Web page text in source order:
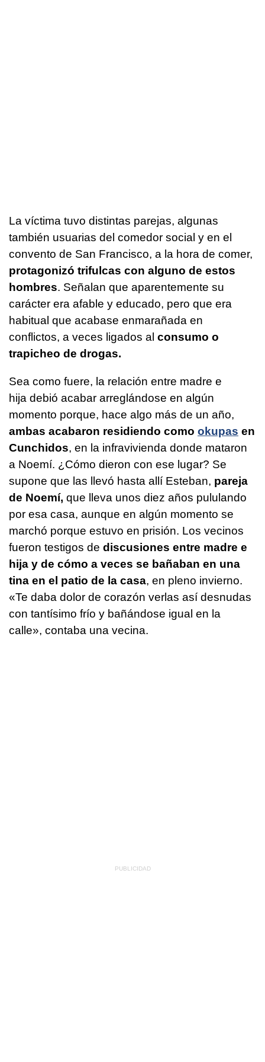
La víctima tuvo distintas parejas, algunas
también usuarias del comedor social y en el
convento de San Francisco, a la hora de comer,
protagonizó trifulcas con alguno de estos
hombres. Señalan que aparentemente su
carácter era afable y educado, pero que era
habitual que acabase enmarañada en
conflictos, a veces ligados al consumo o
trapicheo de drogas.
Sea como fuere, la relación entre madre e
hija debió acabar arreglándose en algún
momento porque, hace algo más de un año,
ambas acabaron residiendo como okupas en
Cunchidos, en la infravivienda donde mataron
a Noemí. ¿Cómo dieron con ese lugar? Se
supone que las llevó hasta allí Esteban, pareja
de Noemí, que lleva unos diez años pululando
por esa casa, aunque en algún momento se
marchó porque estuvo en prisión. Los vecinos
fueron testigos de discusiones entre madre e
hija y de cómo a veces se bañaban en una
tina en el patio de la casa, en pleno invierno.
«Te daba dolor de corazón verlas así desnudas
con tantísimo frío y bañándose igual en la
calle», contaba una vecina.